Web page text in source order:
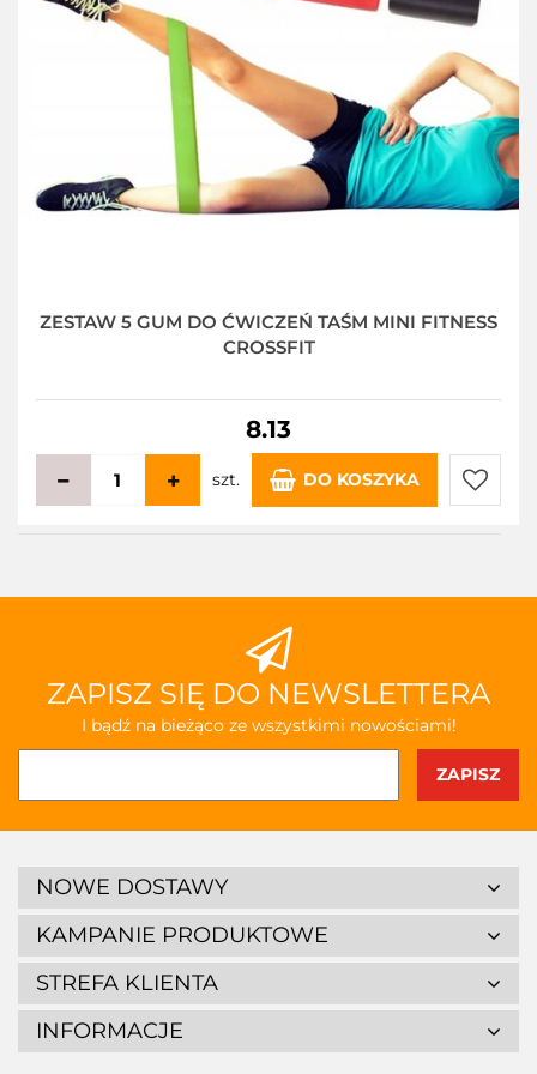
ZESTAW 5 GUM DO ĆWICZEŃ TAŚM MINI FITNESS
CROSSFIT
8.13
szt. DO KOSZYKA
Do
ZAPISZ SIĘ DO NEWSLETTERA
I bądź na bieżąco ze wszystkimi nowościami!
NOWE DOSTAWY
KAMPANIE PRODUKTOWE
STREFA KLIENTA
INFORMACJE